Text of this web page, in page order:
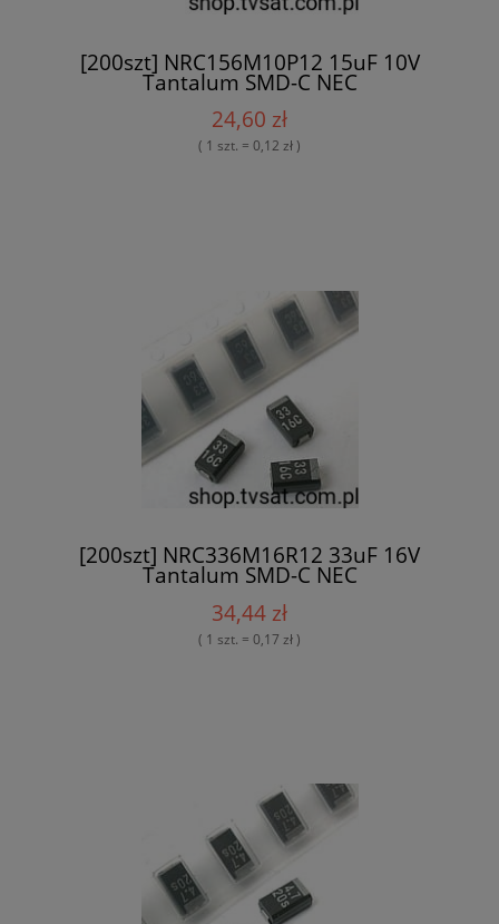
[200szt] NRC156M10P12 15uF 10V
Tantalum SMD-C NEC
24,60 zł
( 1 szt. = 0,12 zł )
[200szt] NRC336M16R12 33uF 16V
Tantalum SMD-C NEC
34,44 zł
( 1 szt. = 0,17 zł )